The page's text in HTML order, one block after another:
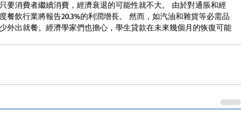
要消費者繼續消費，經濟衰退的可能性就不大。 由於對通脹和經
餐飲行業將報告20.3%的利潤增長。 然而，如汽油和雜貨等必需品
外出就餐。經濟學家們也擔心，學生貸款在未來幾個月的恢復可能